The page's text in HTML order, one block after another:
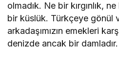
olmadık. Ne bir kırgınlık,
bir küslük. Türkçeye gönül
arkadaşımızın emekleri
denizde ancak bir damladır.